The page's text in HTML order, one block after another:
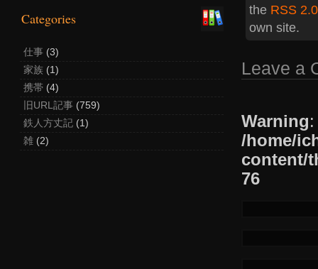
Categories
仕事 (3)
家族 (1)
携帯 (4)
旧URL記事 (759)
鉄人方丈記 (1)
雑 (2)
the RSS 2.0
own site.
Leave a
Warning
/home/
content/
76